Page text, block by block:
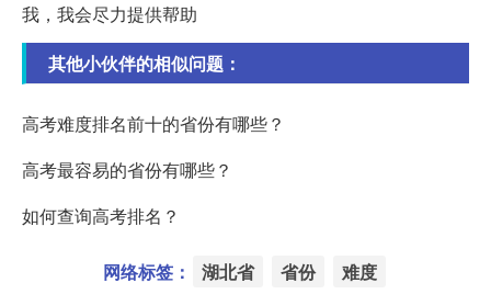
我，我会尽力提供帮助
其他小伙伴的相似问题：
高考难度排名前十的省份有哪些？
高考最容易的省份有哪些？
如何查询高考排名？
网络标签： 湖北省 省份 难度